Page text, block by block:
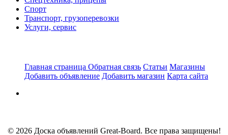
Спорт
Транспорт, грузоперевозки
Услуги, сервис
Главная страница Обратная связь Статьи Магазины
Добавить объявление Добавить магазин Карта сайта
© 2026 Доска объявлений Great-Board. Все права защищены!